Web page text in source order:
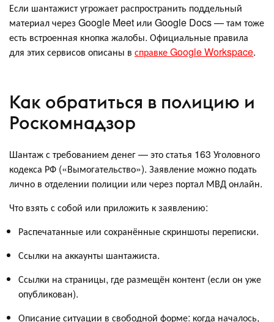
Если шантажист угрожает распространить поддельный
материал через Google Meet или Google Docs — там тоже
есть встроенная кнопка жалобы. Официальные правила
для этих сервисов описаны в справке Google Workspace.
Как обратиться в полицию и
Роскомнадзор
Шантаж с требованием денег — это статья 163 Уголовного
кодекса РФ («Вымогательство»). Заявление можно подать
лично в отделении полиции или через портал МВД онлайн.
Что взять с собой или приложить к заявлению:
Распечатанные или сохранённые скриншоты переписки.
Ссылки на аккаунты шантажиста.
Ссылки на страницы, где размещён контент (если он уже
опубликован).
Описание ситуации в свободной форме: когда началось,